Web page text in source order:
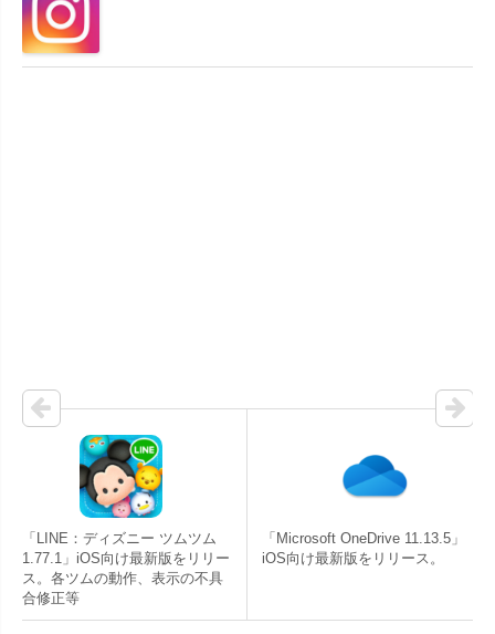
「LINE：ディズニー ツムツム
1.77.1」iOS向け最新版をリリー
ス。各ツムの動作、表示の不具
合修正等
「Microsoft OneDrive 11.13.5」
iOS向け最新版をリリース。